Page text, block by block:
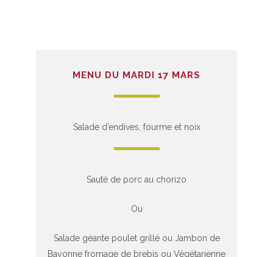
MENU DU MARDI 17 MARS
Salade d’endives, fourme et noix
Sauté de porc au chorizo
Ou
Salade géante poulet grillé ou Jambon de
Bayonne fromage de brebis ou Végétarienne